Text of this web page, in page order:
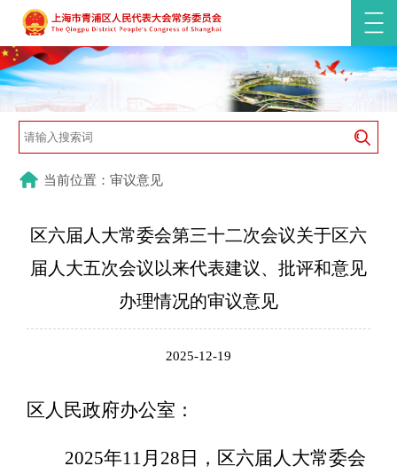
当前位置：审议意见
区六届人大常委会第三十二次会议关于区六
届人大五次会议以来代表建议、批评和意见
办理情况的审议意见
2025-12-19
区人民政府办公室：
2025年11 月 28 日，区六届人大常委会